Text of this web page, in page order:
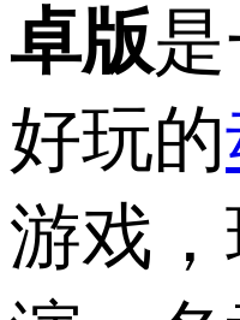
卓版
好玩的
游戏